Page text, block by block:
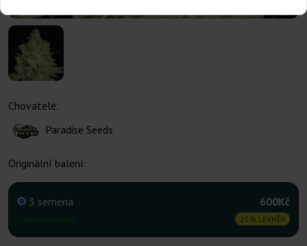
Chovatelé:
Paradise Seeds
Originální balení:
3 semena 600Kč
25% LEVNĚJI